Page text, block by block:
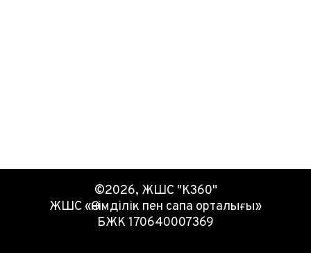
©2026, ЖШС "К360"
ЖШС «Өнімділік пен сапа орталығы»
БЖК 170640007369